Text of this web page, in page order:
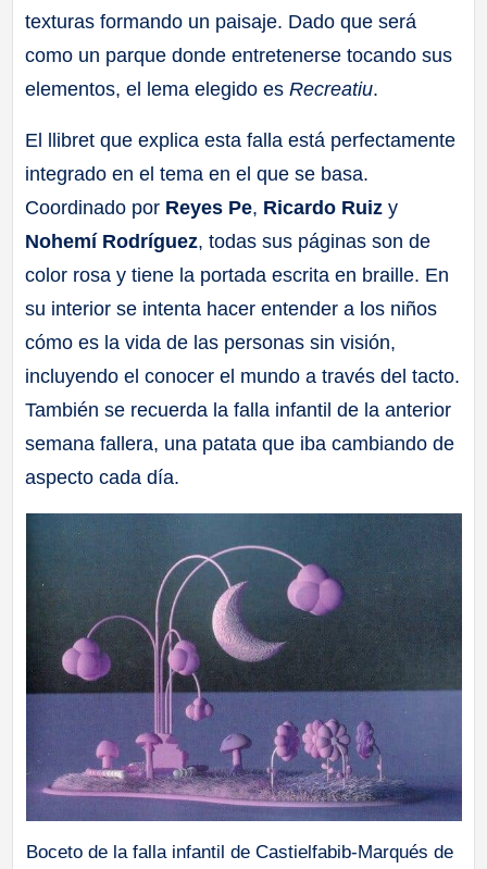
texturas formando un paisaje. Dado que será
como un parque donde entretenerse tocando sus
elementos, el lema elegido esRecreatiu.
El llibret que explica esta falla está perfectamente
integrado en el tema en el que se basa.
Coordinado por Reyes Pe, Ricardo Ruiz y
Nohemí Rodríguez, todas sus páginas son de
color rosa y tiene la portada escrita en braille. En
su interior se intenta hacer entender a los niños
cómo es la vida de las personas sin visión,
incluyendo el conocer el mundo a través del tacto.
También se recuerda la falla infantil de la anterior
semana fallera, una patata que iba cambiando de
aspecto cada día.
Boceto de la falla infantil de Castielfabib-Marqués de